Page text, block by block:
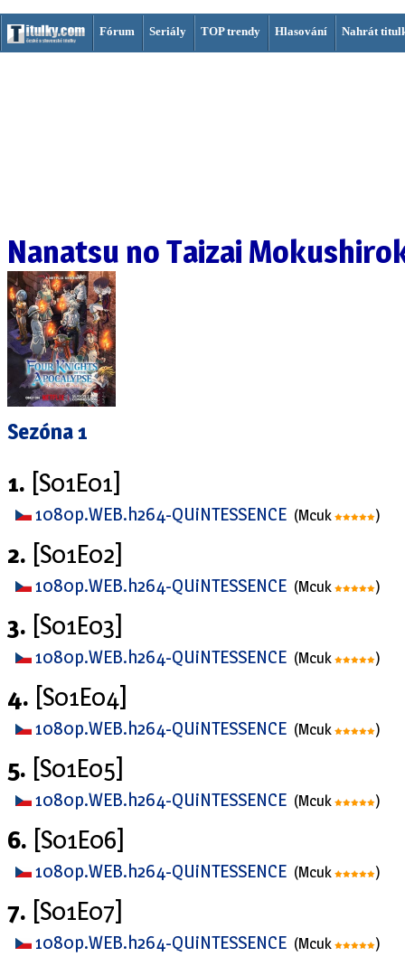
Fórum Seriály TOP trendy Hlasování Nahrát
Nanatsu no Taizai
Sezóna 1
1. [S01E01]
1080p.WEB.h264-QUiNTESSENCE (Mcuk )
2. [S01E02]
1080p.WEB.h264-QUiNTESSENCE (Mcuk )
3. [S01E03]
1080p.WEB.h264-QUiNTESSENCE (Mcuk )
4. [S01E04]
1080p.WEB.h264-QUiNTESSENCE (Mcuk )
5. [S01E05]
1080p.WEB.h264-QUiNTESSENCE (Mcuk )
6. [S01E06]
1080p.WEB.h264-QUiNTESSENCE (Mcuk )
7. [S01E07]
1080p.WEB.h264-QUiNTESSENCE (Mcuk )